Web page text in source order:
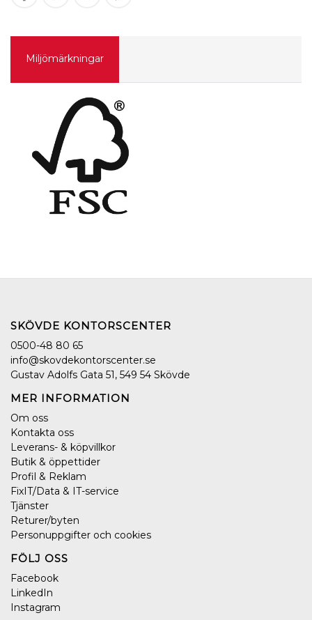
Miljömärkningar
SKÖVDE KONTORSCENTER
0500-48 80 65
info@skovdekontorscenter.se
Gustav Adolfs Gata 51, 549 54 Skövde
MER INFORMATION
Om oss
Kontakta oss
Leverans- & köpvillkor
Butik & öppettider
Profil & Reklam
FixIT/Data & IT-service
Tjänster
Returer/byten
Personuppgifter och cookies
FÖLJ OSS
Facebook
LinkedIn
Instagram